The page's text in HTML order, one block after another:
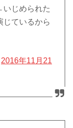
いじめられた
じているから
2016年11月21